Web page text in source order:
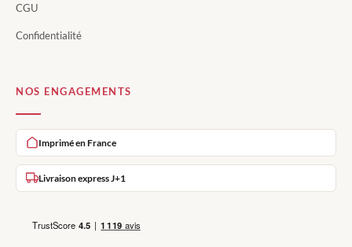
CGU
Confidentialité
NOS ENGAGEMENTS
Imprimé en France
Livraison express J+1